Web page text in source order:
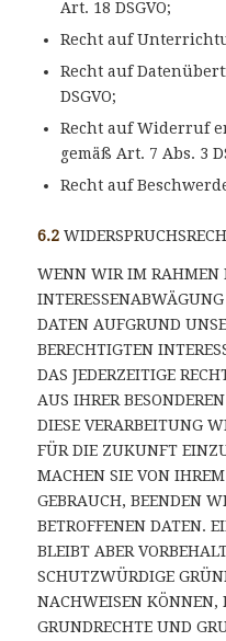
Art. 18 DSGVO;
Recht auf
Recht auf
DSGVO;
Recht auf Widerruf
gemäß Art. 7 Abs. 3
Recht auf
6.2
WENN WIR IM RAHMEN
DATEN AUFGRUND
BERECHTIGTEN
DAS JEDERZEITIGE
AUS IHRER
DIESE VERARBEITUNG
FÜR DIE ZUKUNFT
MACHEN SIE VON
GEBRAUCH, BEENDEN
BETROFFENEN DATEN.
BLEIBT ABER
SCHUTZWÜRDIGE
NACHWEISEN KÖNNEN,
GRUNDRECHTE UND